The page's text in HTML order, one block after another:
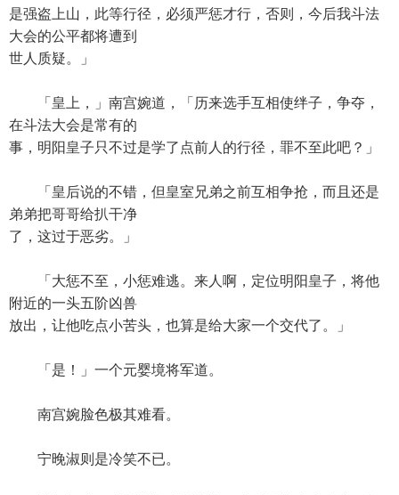
是强盗上山，此等行径，必须严惩才行，否则，今后我斗法
大会的公平都将遭到
世人质疑。」
「皇上，」南宫婉道，「历来选手互相使绊子，争夺，
在斗法大会是常有的
事，明阳皇子只不过是学了点前人的行径，罪不至此吧？」
「皇后说的不错，但皇室兄弟之前互相争抢，而且还是
弟弟把哥哥给扒干净
了，这过于恶劣。」
「大惩不至，小惩难逃。来人啊，定位明阳皇子，将他
附近的一头五阶凶兽
放出，让他吃点小苦头，也算是给大家一个交代了。」
「是！」一个元婴境将军道。
南宫婉脸色极其难看。
宁晚淑则是冷笑不已。